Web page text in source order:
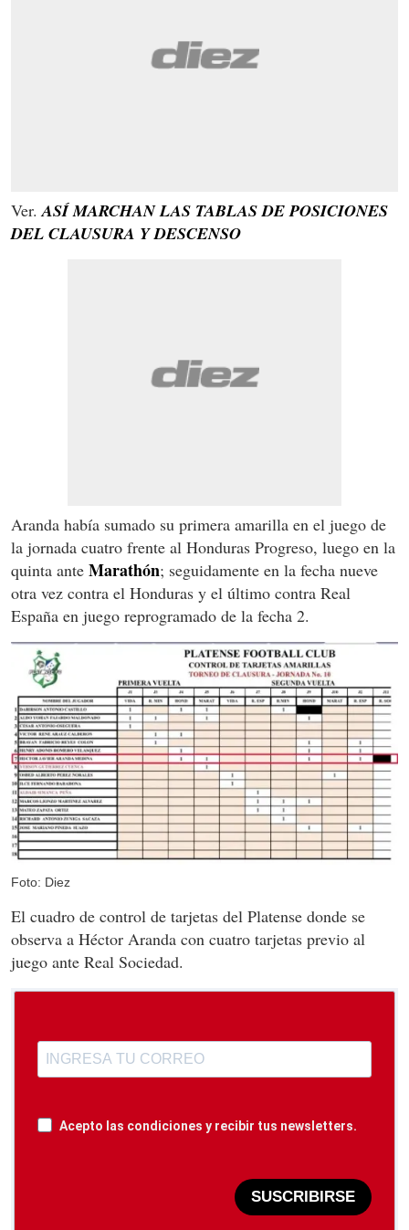
Ver.ASÍ MARCHAN LAS TABLAS DE POSICIONES
DEL CLAUSURA Y DESCENSO
Aranda había sumado su primera amarilla en el juego de
la jornada cuatro frente al Honduras Progreso, luego en la
quinta ante Marathón; seguidamente en la fecha nueve
otra vez contra el Honduras y el último contra Real
España en juego reprogramado de la fecha 2.
Foto: Diez
El cuadro de control de tarjetas del Platense donde se
observa a Héctor Aranda con cuatro tarjetas previo al
juego ante Real Sociedad.
Acepto las condiciones y recibir tus newsletters.
SUSCRIBIRSE